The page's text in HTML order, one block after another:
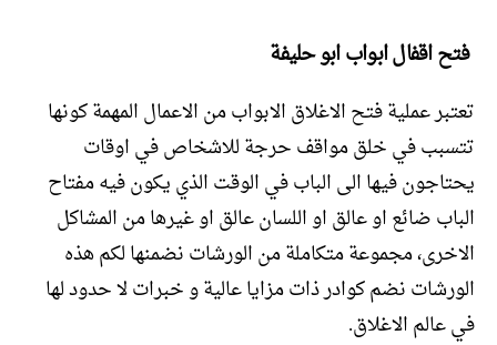
فتح اقفال ابواب ابو حليفة
تعتبر عملية فتح الاغلاق الابواب من الاعمال المهمة كونها
تتسبب في خلق مواقف حرجة للاشخاص في اوقات
يحتاجون فيها الى الباب في الوقت الذي يكون فيه مفتاح
الباب ضائع او عالق او اللسان عالق او غيرها من المشاكل
الاخرى، مجموعة متكاملة من الورشات نضمنها لكم هذه
الورشات نضم كوادر ذات مزايا عالية و خبرات لا حدود لها
في عالم الاغلاق.